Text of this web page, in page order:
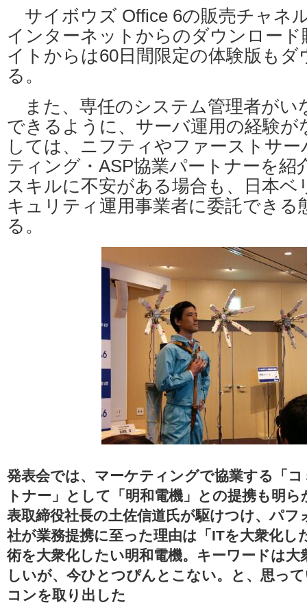
サイボウズ Office 6の販売チャネ
インターネットからのダウンロー
イトからは60日間限定の体験版も
る。
また、専任のシステム管理者がい
できるように、サーバ運用の経験が
しては、ニフティやファーストサ
ティング・ASP協業パートナーを紹
スキルに不安がある場合も、日本
キュリティ運用事業者に委託できる
る。
発表会では、マーケティングで協業する「
トナー」として「明和電機」との提携も明
表取締役社長の土佐信道氏が駆けつけ、パフ
社が業務提携に至った理由は「ITを大衆化し
術を大衆化したい明和電機。キーワードは
しいが、今ひとつぴんとこない。と、思っ
コンを取り出した